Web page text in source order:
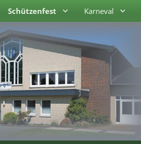
Schützenfest Karneval